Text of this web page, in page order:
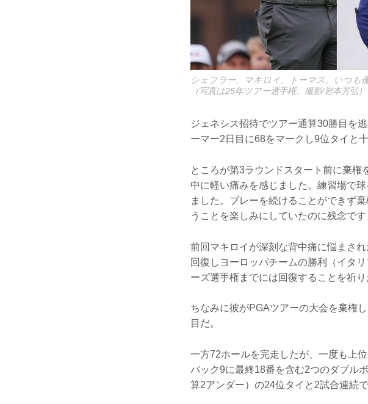
シェフラー、マキロイ、トーマス。いつも
（写真は25年ツアー選手権、撮影/岩本芳弘）
ジェネシス招待でツアー通算30勝目を
ーマー2日目に68をマークし9位タイと
ところが第3ラウンドスタート前に棄
中に軽い痛みを感じました。練習場で
ました。プレーを続けることができず
うことを楽しみにしていたのに残念です
前回マキロイが深刻な背中痛に悩まさ
回復しヨーロッパチームの勝利（イタ
ーズ選手権までには回復することを祈り
ちなみに彼がPGAツアーの大会を棄権
目だ。
一方72ホールを完走したが、一度も上
バック9に最終18番を含む2つのダブル
算2アンダー）の24位タイと2試合連続